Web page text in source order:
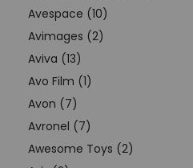
Avespace (10)
Avimages (2)
Aviva (13)
Avo Film (1)
Avon (7)
Avronel (7)
Awesome Toys (2)